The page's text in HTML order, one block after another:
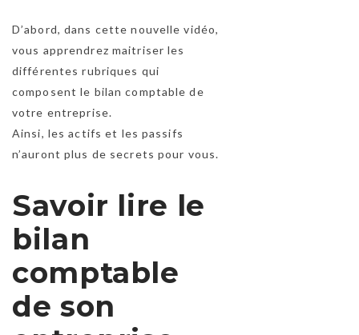
D’abord, dans cette nouvelle vidéo,
vous apprendrez maitriser les
différentes rubriques qui
composent le bilan comptable de
votre entreprise.
Ainsi, les actifs et les passifs
n’auront plus de secrets pour vous.
Savoir lire le
bilan
comptable
de son